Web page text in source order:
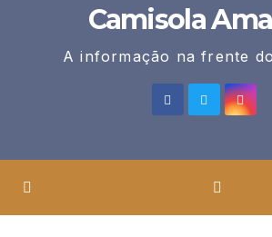
Camisola
A informação na frente